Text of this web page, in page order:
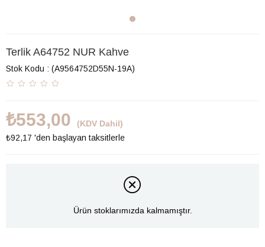
Terlik A64752 NUR Kahve
Stok Kodu (A9564752D55N-19A)
₺553,00
(KDV Dahil)
₺92,17 'den başlayan taksitlerle
Ürün stoklarımızda kalmamıştır.